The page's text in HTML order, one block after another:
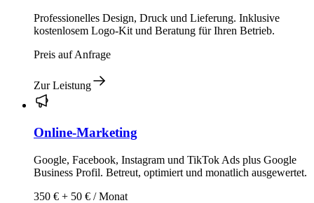
Professionelles Design, Druck und Lieferung. Inklusive
kostenlosem Logo-Kit und Beratung für Ihren Betrieb.
Preis auf Anfrage
Zur Leistung
Online-Marketing
Google, Facebook, Instagram und TikTok Ads plus Google
Business Profil. Betreut, optimiert und monatlich ausgewertet.
350 € + 50 € / Monat